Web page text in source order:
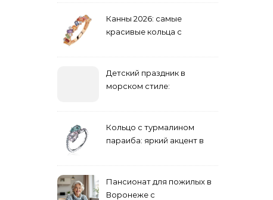
Канны 2026: самые
красивые кольца с
Детский праздник в
морском стиле:
Кольцо с турмалином
параиба: яркий акцент в
Пансионат для пожилых в
Воронеже с